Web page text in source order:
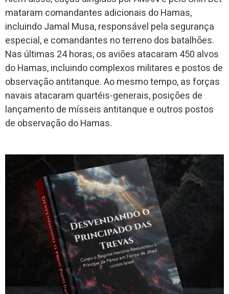
mataram comandantes adicionais do Hamas,
incluindo Jamal Musa, responsável pela segurança
especial, e comandantes no terreno dos batalhões.
Nas últimas 24 horas, os aviões atacaram 450 alvos
do Hamas, incluindo complexos militares e postos de
observação antitanque. Ao mesmo tempo, as forças
navais atacaram quartéis-generais, posições de
lançamento de mísseis antitanque e outros postos
de observação do Hamas.